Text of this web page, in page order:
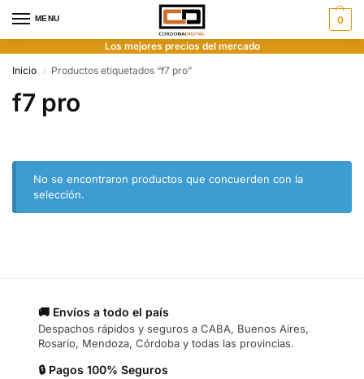
MENU 0
Los mejores precios del mercado
Inicio
/ Productos etiquetados “f7 pro”
f7 pro
No se encontraron productos que concuerden con la
selección.
🚚 Envíos a todo el país
Despachos rápidos y seguros a CABA, Buenos Aires,
Rosario, Mendoza, Córdoba y todas las provincias.
🔒 Pagos 100% Seguros